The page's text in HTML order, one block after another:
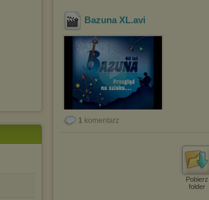
Bazuna XL.avi
1 komentarz
Pobierz
folder